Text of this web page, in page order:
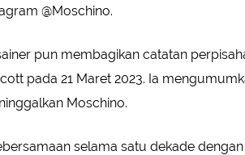
@Moschino.
pun membagikan catatan
pada 21 Maret 2023. Ia
Moschino.
selama satu dekade dengan